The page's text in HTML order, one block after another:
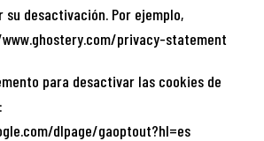
desactivación. Por ejemplo,
privacy-statement
para desactivar las cookies de
dlpage/gaoptout?hl=es